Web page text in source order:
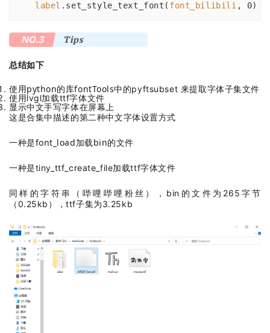
label .set_style_text_font ( font_bilibili , 0)
NO.3 Tips
总结如下
使用python的库fontTools中的pyftsubset 来提取字体子集文件
使用lvgl加载ttf字体文件
显示中文手写字体在屏幕上
这是合集中描述的第二种中文字体设置方式
一种是font_load加载bin的文件
一种是tiny_ttf_create_file加载ttf字体文件
同样的字符串（哔哩哔哩粉丝），bin的文件为265字节
（0.25kb），ttf子集为3.25kb